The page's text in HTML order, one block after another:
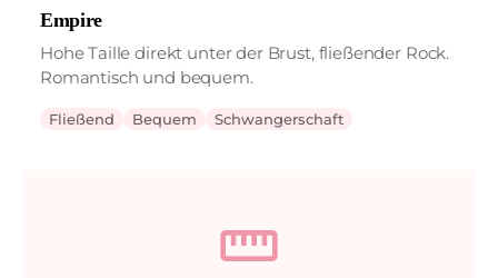
Empire
Hohe Taille direkt unter der Brust, fließender Rock.
Romantisch und bequem.
Fließend Bequem Schwangerschaft
straighten